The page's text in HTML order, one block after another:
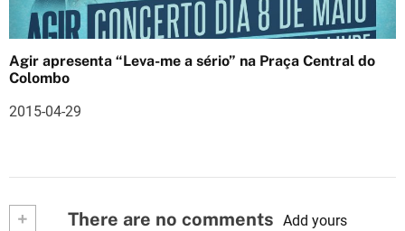
Agir apresenta “Leva-me a sério” na Praça Central do
Colombo
2015-04-29
+ There are no comments Add yours